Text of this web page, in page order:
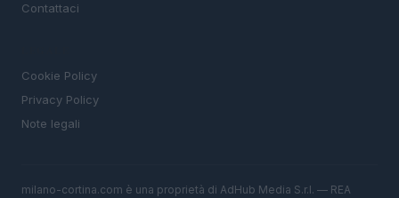
Contattaci
Cookie Policy
Privacy Policy
Note legali
milano-cortina.com è una proprietà di AdHub Media S.r.l. — REA